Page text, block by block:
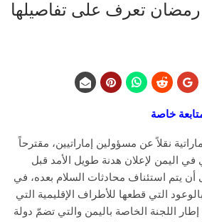
رمضان تعرف على تفاصيلها
خاصة
نقلاً عن مسؤولين إماراتيين، مقترحاً
اليمن لإعلان هدنة طويل الأمد قبل
يتم استئناف محادثات السلام بعده، في
التي قطعها للأطراف الإقليمية التي
اللجنة الخاصة باليمن والتي تضمّ دولة